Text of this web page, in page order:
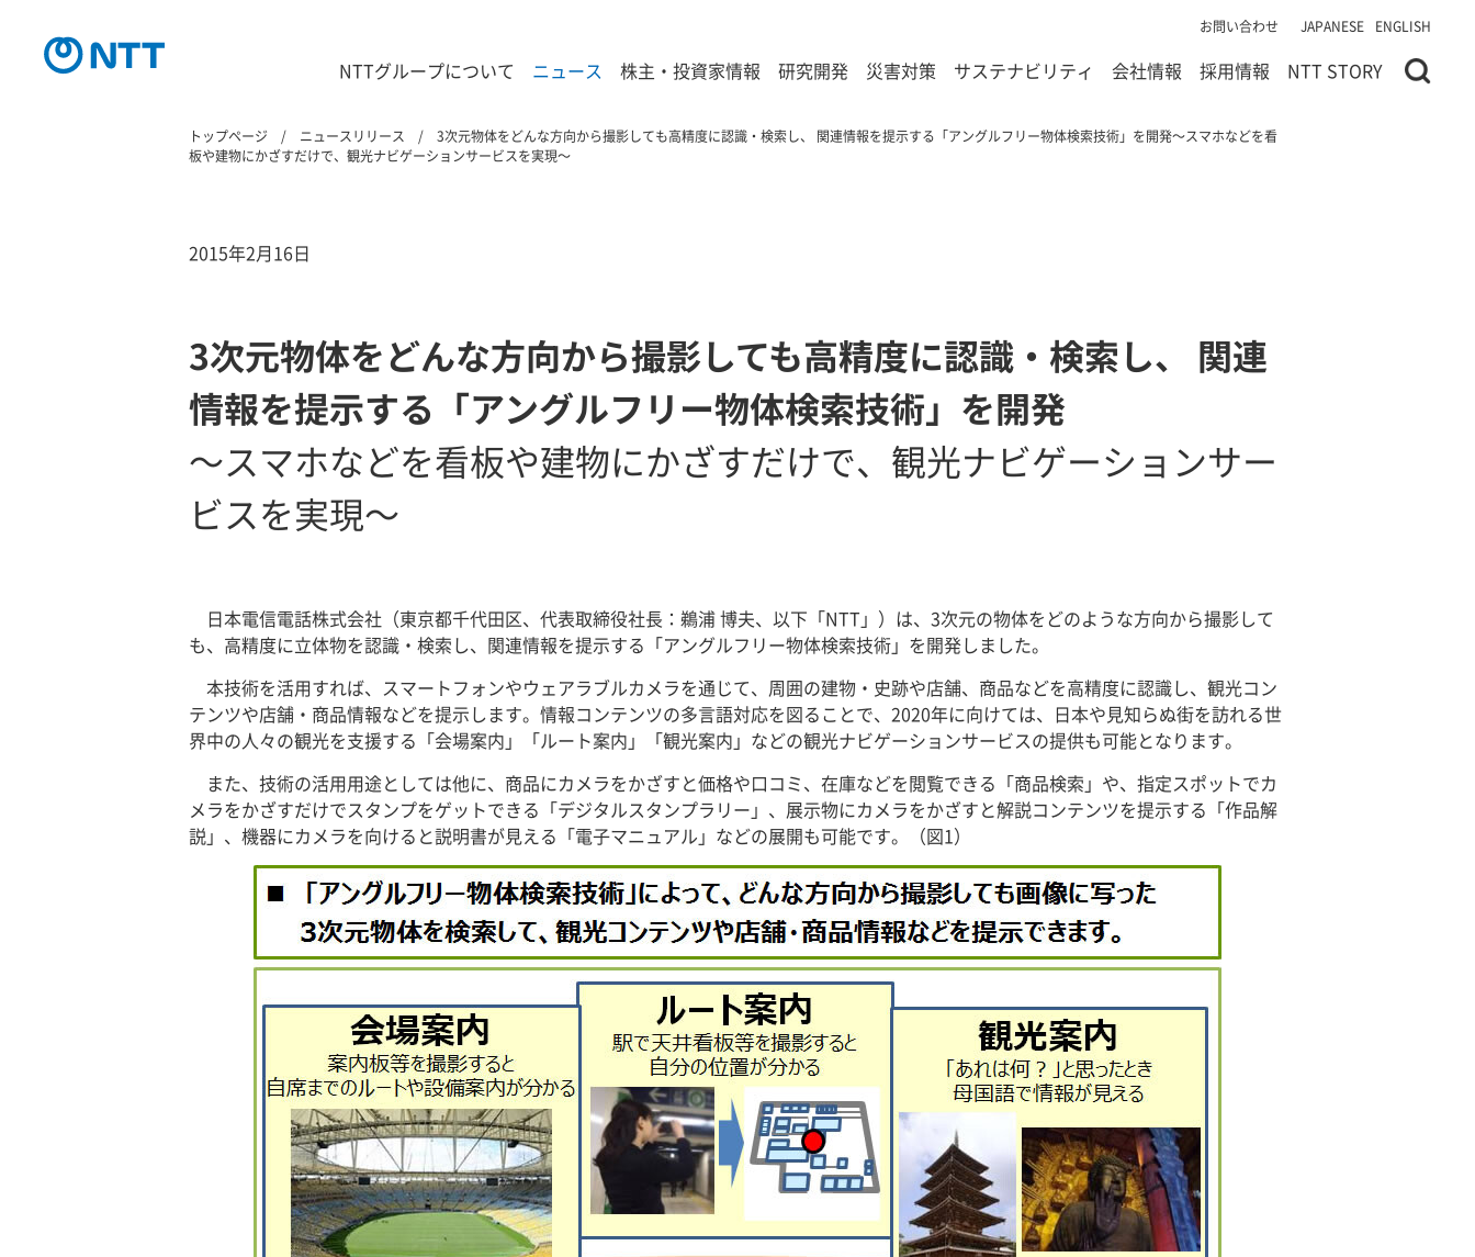
お問い合わせ JAPANESE ENGLISH
NTTグループについて ニュース 株主・投資家情報 研究開発 災害対策 サステナビリティ 会社情報 採用情報 NTT STORY
トップページ ニュースリリース
3次元物体をどんな方向から撮影しても高精度に認識・検索し、 関連情報を提示する「アングルフリー物体検索技術」を開発～スマホなどを看
板や建物にかざすだけで、観光ナビゲーションサービスを実現～
2015年2月16日
3次元物体をどんな方向から撮影しても高精度に認識・検索し、 関連
情報を提示する「アングルフリー物体検索技術」を開発
～スマホなどを看板や建物にかざすだけで、観光ナビゲーションサー
ビスを実現～
日本電信電話株式会社（東京都千代田区、代表取締役社長：鵜浦 博夫、以下「NTT」）は、3次元の物体をどのような方向から撮影して
も、高精度に立体物を認識・検索し、関連情報を提示する「アングルフリー物体検索技術」を開発しました。
本技術を活用すれば、スマートフォンやウェアラブルカメラを通じて、周囲の建物・史跡や店舗、商品などを高精度に認識し、観光コン
テンツや店舗・商品情報などを提示します。情報コンテンツの多言語対応を図ることで、2020年に向けては、日本や見知らぬ街を訪れる世
界中の人々の観光を支援する「会場案内」「ルート案内」「観光案内」などの観光ナビゲーションサービスの提供も可能となります。
また、技術の活用用途としては他に、商品にカメラをかざすと価格や口コミ、在庫などを閲覧できる「商品検索」や、指定スポットでカ
メラをかざすだけでスタンプをゲットできる「デジタルスタンプラリー」、展示物にカメラをかざすと解説コンテンツを提示する「作品解
説」、機器にカメラを向けると説明書が見える「電子マニュアル」などの展開も可能です。（図1）